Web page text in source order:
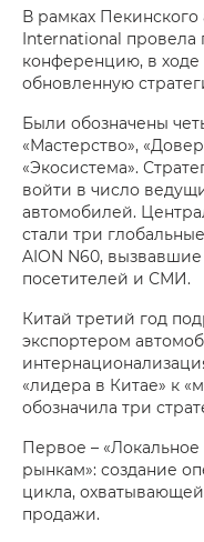
В рамках Пекинского
International провела
конференцию, в ходе
обновленную
Были обозначены
«Мастерство»,
«Экосистема».
войти в число
автомобилей.
стали три
AION N60,
посетителей и СМИ.
Китай третий год
экспортером
«лидера в Китае» к
обозначила три
Первое –
рынкам»: создание
цикла,
продажи.